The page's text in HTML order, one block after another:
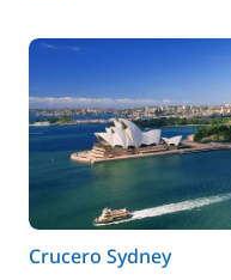
Crucero Sydney